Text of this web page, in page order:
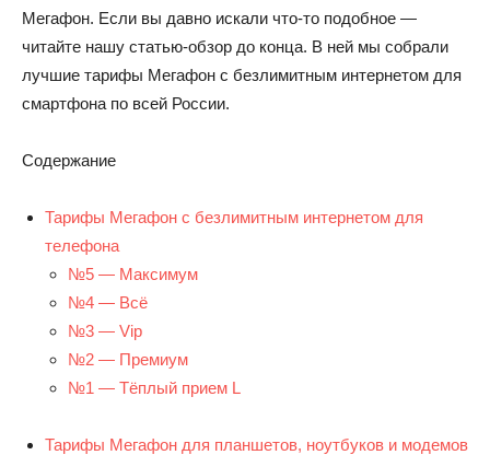
Мегафон. Если вы давно искали что-то подобное —
читайте нашу статью-обзор до конца. В ней мы собрали
лучшие тарифы Мегафон с безлимитным интернетом для
смартфона по всей России.
Содержание
Тарифы Мегафон с безлимитным интернетом для
телефона
№5 — Максимум
№4 — Всё
№3 — Vip
№2 — Премиум
№1 — Тёплый прием L
Тарифы Мегафон для планшетов, ноутбуков и модемов